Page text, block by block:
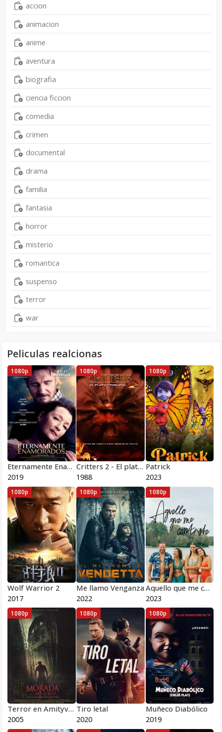
accion
animacion
anime
aventura
biografia
ciencia ficcion
comedia
crimen
documental
drama
familia
fantasia
horror
misterio
romantica
suspenso
terror
war
Peliculas realcionas
Eternamente Enamorados
2019
1080p
Critters 2 - El plato principal 1988
1988
1080p
Patrick
2023
1080p
Wolf Warrior 2
2017
1080p
Me llamo Venganza
2022
1080p
Aquello que me contaste
2023
1080p
Terror en Amityville
2005
1080p
Tiro letal
2020
1080p
Muñeco Diabólico
2019
1080p